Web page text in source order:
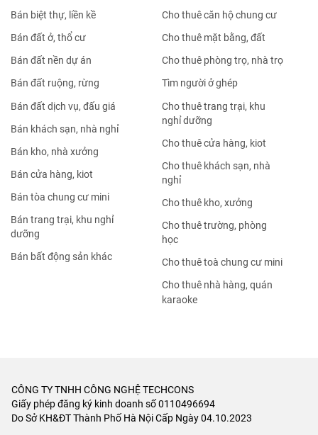
Bán biệt thự, liền kề
Bán đất ở, thổ cư
Bán đất nền dự án
Bán đất ruộng, rừng
Bán đất dịch vụ, đấu giá
Bán khách sạn, nhà nghỉ
Bán kho, nhà xưởng
Bán cửa hàng, kiot
Bán tòa chung cư mini
Bán trang trại, khu nghỉ
dưỡng
Bán bất động sản khác
Cho thuê căn hộ chung cư
Cho thuê mặt bằng, đất
Cho thuê phòng trọ, nhà trọ
Tìm người ở ghép
Cho thuê trang trại, khu
nghỉ dưỡng
Cho thuê cửa hàng, kiot
Cho thuê khách sạn, nhà
nghỉ
Cho thuê kho, xưởng
Cho thuê trường, phòng
học
Cho thuê toà chung cư mini
Cho thuê nhà hàng, quán
karaoke
CÔNG TY TNHH CÔNG NGHỆ TECHCONS
Giấy phép đăng ký kinh doanh số 0110496694
Do Sở KH&ĐT Thành Phố Hà Nội Cấp Ngày 04.10.2023